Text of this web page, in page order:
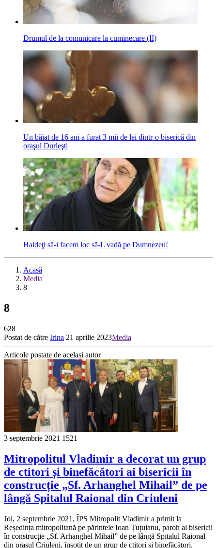
Drumul de la comunicare la cuminecare (II)
Un băiat de 16 ani a furat 3 mii de lei dintr-o biserică din
oraşul Durleşti
Haideţi să‑i facem loc să‑L vadă pe Dumnezeu!
Acasă
Media
8
8
628
Postat de către Irina 21 aprilie 2023Media
Articole postate de același autor
3 septembrie 2021 1521
Mitropolitul Vladimir a decorat un grup
de ctitori și binefăcători ai bisericii în
construcție „Sf. Arhanghel Mihail” de pe
lângă Spitalul Raional din Criuleni
Joi, 2 septembrie 2021, ÎPS Mitropolit Vladimir a primit la
Reședința mitropolitană pe părintele Ioan Țuțuianu, paroh al bisericii
în construcție „Sf. Arhanghel Mihail” de pe lângă Spitalul Raional
din orașul Criuleni, însoțit de un grup de ctitori și binefăcători.